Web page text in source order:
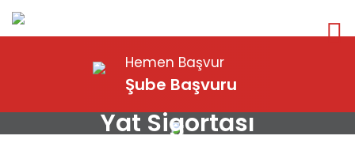
Hemen Başvur
Şube Başvuru
Yat Sigortası